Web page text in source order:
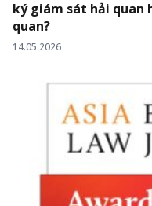
ký giám sát hải quan
quan?
14.05.2026